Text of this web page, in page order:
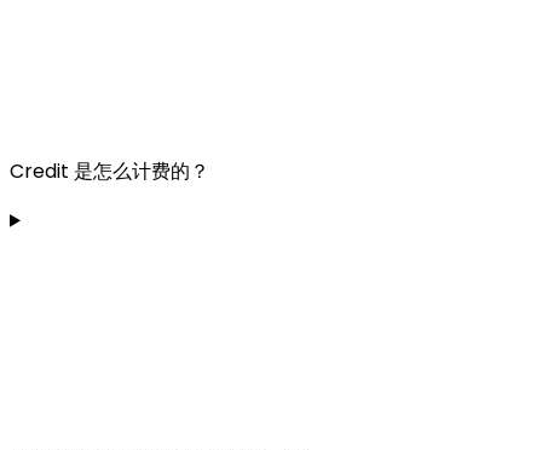
Credit 是怎么计费的？